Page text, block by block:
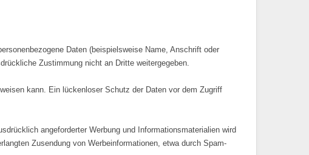
Daten (beispielsweise Name, Anschrift oder
Zustimmung nicht an Dritte weitergegeben.
kann. Ein lückenloser Schutz der Daten vor dem Zugriff
angeforderter Werbung und Informationsmaterialien wird
Zusendung von Werbeinformationen, etwa durch Spam-